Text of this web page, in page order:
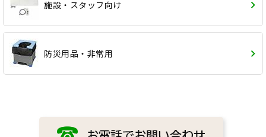
施設・スタッフ向け
防災用品・非常用